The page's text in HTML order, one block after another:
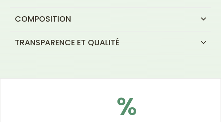
COMPOSITION
TRANSPARENCE ET QUALITÉ
%